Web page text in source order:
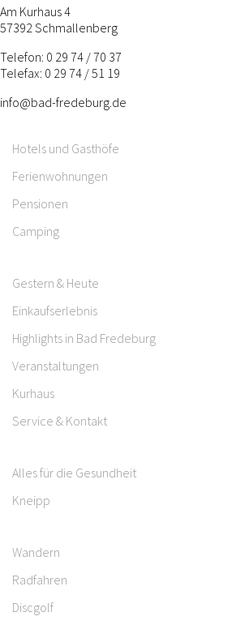
Am Kurhaus 4
57392 Schmallenberg
Telefon: 0 29 74 / 70 37
Telefax: 0 29 74 / 51 19
info@bad-fredeburg.de
Hotels und Gasthöfe
Ferienwohnungen
Pensionen
Camping
Gestern & Heute
Einkaufserlebnis
Highlights in Bad Fredeburg
Veranstaltungen
Kurhaus
Service & Kontakt
Alles für die Gesundheit
Kneipp
Wandern
Radfahren
Discgolf